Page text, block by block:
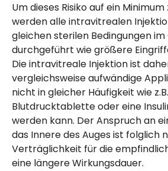
Um dieses Risiko auf ein
werden alle intravitrealen
gleichen sterilen Bedingungen
durchgeführt wie größere
Die intravitreale Injektion ist
vergleichsweise aufwändige
nicht in gleicher Häufigkeit wie
Blutdrucktablette oder eine
werden kann. Der Anspruch an
das Innere des Auges ist folglich
Verträglichkeit für die
eine längere Wirkungsdauer.